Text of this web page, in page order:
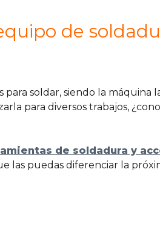
de
soldar, siendo la máquina
para diversos trabajos,
de soldadura y
las puedas diferenciar la